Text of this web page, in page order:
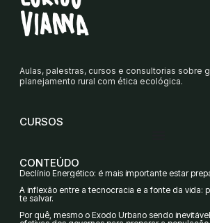
Aulas, palestras, cursos e consultorias sobre
planejamento rural com ética ecológica.
CURSOS
CONTEÚDO
Declínio Energético: é mais importante estar
A inflexão entre a tecnocracia e a fonte da vida:
te salvar.
Por quê, mesmo o Êxodo Urbano sendo